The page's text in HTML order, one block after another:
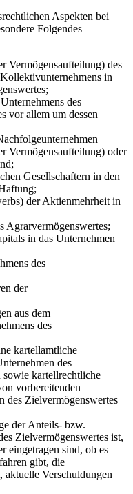
Aspekten bei
Folgendes
Vermögensaufteilung) des
in
des
vor allem um dessen
Vermögensaufteilung) oder
Gesellschaftern in den
der Aktienmehrheit in
Agrarvermögenswertes;
in das Unternehmen
des
der
aus dem
des
kartellamtliche
des
sowie kartellrechtliche
vorbereitenden
des Zielvermögenswertes
der Anteils- bzw.
Zielvermögenswertes ist,
eingetragen sind, ob es
gibt, die
aktuelle Verschuldungen